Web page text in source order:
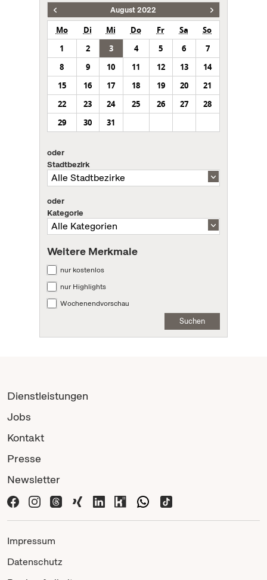
August 2022
Mo Di Mi Do Fr Sa
So
1
2 3 4 5 6
7
8
9 10 11 12 13
14
15
16 17 18 19 20
21
22
23 24 25 26 27
28
29
30 31
oder
Stadtbezirk
oder
Kategorie
Weitere Merkmale
nur kostenlos
nur Highlights
Wochenendvorschau
Suchen
Dienstleistungen
Jobs
Kontakt
Presse
Newsletter
Impressum
Datenschutz